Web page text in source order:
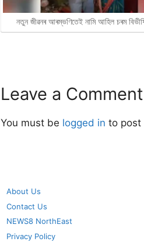
নতুন জীৱনৰ আৰম্ভণিতেই নামি আহিল চৰম
Leave a Comment
You must be logged in to post
About Us
Contact Us
NEWS8 NorthEast
Privacy Policy